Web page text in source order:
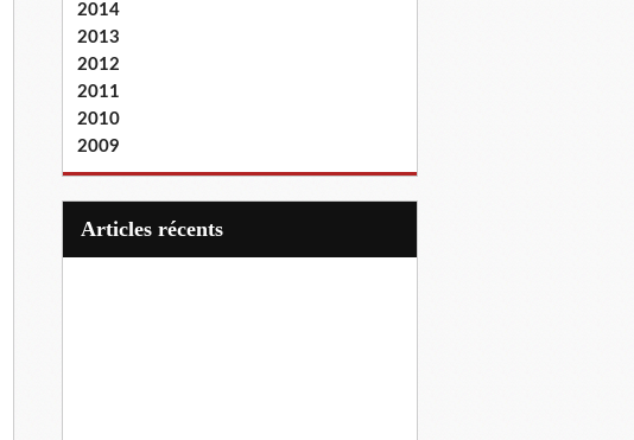
2014
2013
2012
2011
2010
2009
articles récents